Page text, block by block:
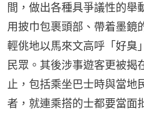
間，做出各種具爭議性的舉
用披巾包裹頭部、帶着墨鏡
輕佻地以馬來文高呼「好臭
民眾。其後涉事遊客更被揭
止，包括乘坐巴士時與當地
者，就連乘搭的士都要當面